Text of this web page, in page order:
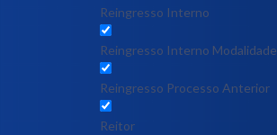
Reingresso Interno
Reingresso Interno Modalidade
Reingresso Processo Anterior
Reitor